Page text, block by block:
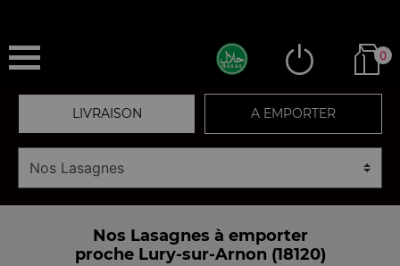
0
LIVRAISON A EMPORTER
Nos Lasagnes à emporter
proche Lury-sur-Arnon (18120)